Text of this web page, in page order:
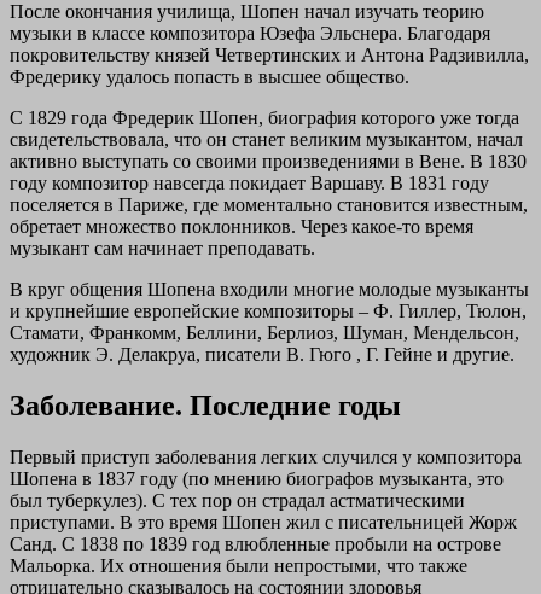
После окончания училища, Шопен начал изучать теорию
музыки в классе композитора Юзефа Эльснера. Благодаря
покровительству князей Четвертинских и Антона Радзивилла,
Фредерику удалось попасть в высшее общество.
С 1829 года Фредерик Шопен, биография которого уже тогда
свидетельствовала, что он станет великим музыкантом, начал
активно выступать со своими произведениями в Вене. В 1830
году композитор навсегда покидает Варшаву. В 1831 году
поселяется в Париже, где моментально становится известным,
обретает множество поклонников. Через какое-то время
музыкант сам начинает преподавать.
В круг общения Шопена входили многие молодые музыканты
и крупнейшие европейские композиторы – Ф. Гиллер, Тюлон,
Стамати, Франкомм, Беллини, Берлиоз, Шуман, Мендельсон,
художник Э. Делакруа, писатели В. Гюго , Г. Гейне и другие.
Заболевание. Последние годы
Первый приступ заболевания легких случился у композитора
Шопена в 1837 году (по мнению биографов музыканта, это
был туберкулез). С тех пор он страдал астматическими
приступами. В это время Шопен жил с писательницей Жорж
Санд. С 1838 по 1839 год влюбленные пробыли на острове
Мальорка. Их отношения были непростыми, что также
отрицательно сказывалось на состоянии здоровья